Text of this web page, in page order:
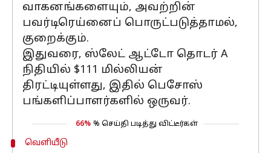
வாகனங்களையும், அவற்றின்
பவர்டிரெய்னைப் பொருட்படுத்தாமல்,
குறைக்கும்.
இதுவரை, ஸ்லேட் ஆட்டோ தொடர் A
நிதியில் $111 மில்லியன்
திரட்டியுள்ளது, இதில் பெசோஸ்
பங்களிப்பாளர்களில் ஒருவர்.
66% % செய்தி படித்து விட்டீர்கள்
வெளியீடு